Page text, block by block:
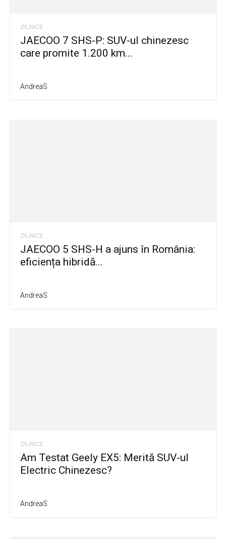
ZILNICE
JAECOO 7 SHS-P: SUV-ul chinezesc
care promite 1.200 km...
AndreaS
ZILNICE
JAECOO 5 SHS-H a ajuns în România:
eficiența hibridă...
AndreaS
ZILNICE
Am Testat Geely EX5: Merită SUV-ul
Electric Chinezesc?
AndreaS